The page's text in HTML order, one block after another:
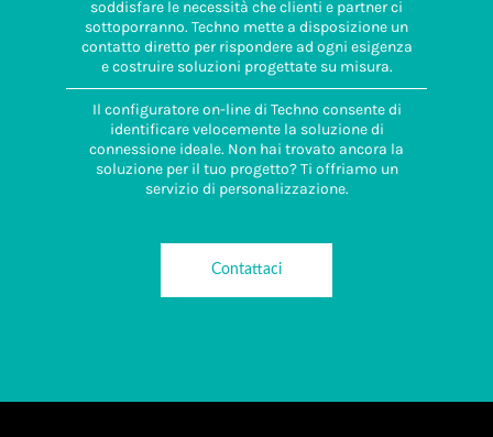
soddisfare le necessità che clienti e partner ci
sottoporranno. Techno mette a disposizione un
contatto diretto per rispondere ad ogni esigenza
e costruire soluzioni progettate su misura.
Il configuratore on-line di Techno consente di
identificare velocemente la soluzione di
connessione ideale. Non hai trovato ancora la
soluzione per il tuo progetto? Ti offriamo un
servizio di personalizzazione.
Contattaci